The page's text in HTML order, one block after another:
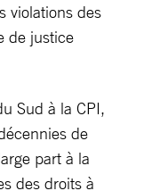
violations des
de justice
Sud à la CPI,
de
part à la
des droits à